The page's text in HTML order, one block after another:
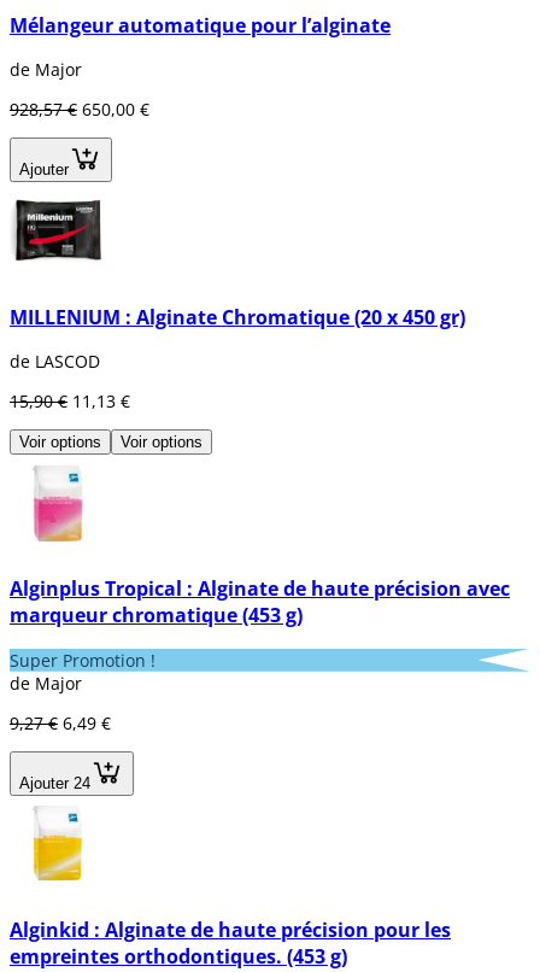
Mélangeur automatique pour l’alginate
de Major
928,57 € 650,00 €
Ajouter
MILLENIUM : Alginate Chromatique (20 x 450 gr)
de LASCOD
15,90 € 11,13 €
Voir options Voir options
Alginplus Tropical : Alginate de haute précision avec
marqueur chromatique (453 g)
Super Promotion !
de Major
9,27 € 6,49 €
Ajouter 24
Alginkid : Alginate de haute précision pour les
empreintes orthodontiques. (453 g)